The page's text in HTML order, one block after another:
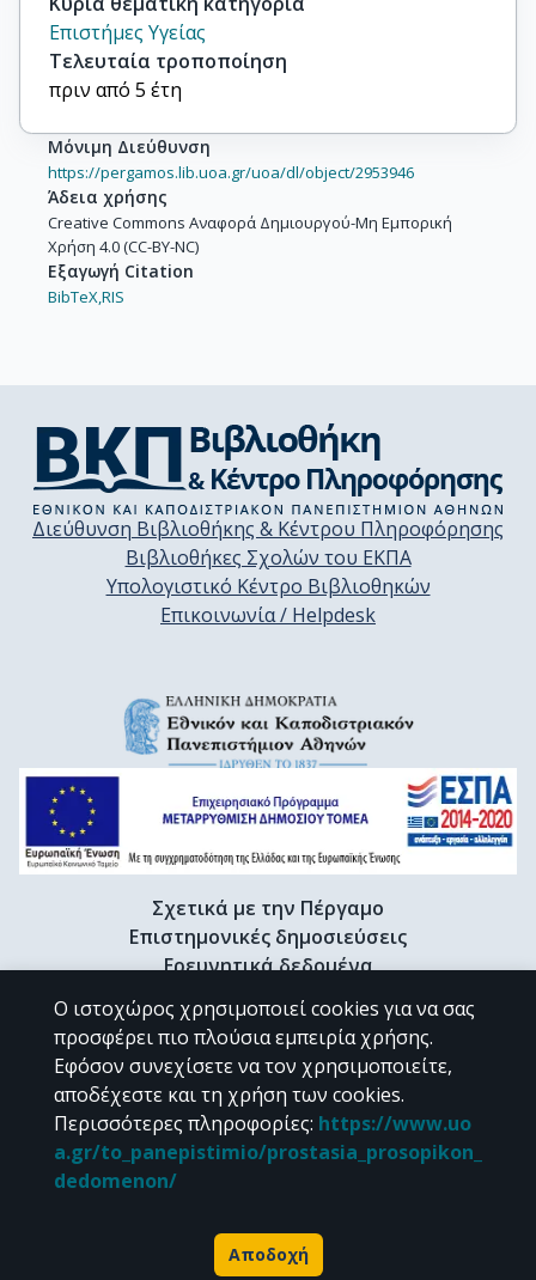
Επιστήμες Υγείας
Τελευταία τροποποίηση
πριν από 5 έτη
Μόνιμη Διεύθυνση
https://pergamos.lib.uoa.gr/uoa/dl/object/2953946
Άδεια χρήσης
Creative Commons Αναφορά Δημιουργού-Μη Εμπορική
Χρήση 4.0 (CC-BY-NC)
Εξαγωγή Citation
BibTeX,RIS
Διεύθυνση Βιβλιοθήκης & Κέντρου Πληροφόρησης
Βιβλιοθήκες Σχολών του ΕΚΠΑ
Υπολογιστικό Κέντρο Βιβλιοθηκών
Επικοινωνία / Helpdesk
Σχετικά με την Πέργαμο
Επιστημονικές δημοσιεύσεις
Ερευνητικά δεδομένα
Διδακτορικές διατριβές & Γκρίζα βιβλιογραφία
Προφίλ Ερευνητή
CC BY-NC 4.0
Εκτός αν αναφέρεται διαφορετικά, το υλικό της "Περγάμου" διατίθεται
Powered by
Ο ιστοχώρος χρησιμοποιεί cookies για να σας
προσφέρει πιο πλούσια εμπειρία χρήσης.
Εφόσον συνεχίσετε να τον χρησιμοποιείτε,
αποδέχεστε και τη χρήση των cookies.
Περισσότερες πληροφορίες: https://www.uo
a.gr/to_panepistimio/prostasia_prosopikon_
dedomenon/
Αποδοχή